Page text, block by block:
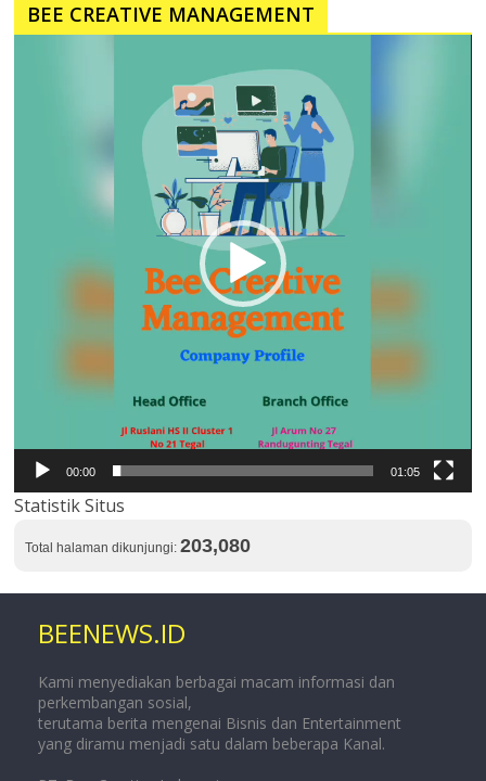
BEE CREATIVE MANAGEMENT
00:00 01:05
Statistik Situs
Total halaman dikunjungi:203,080
BEENEWS.ID
Kami menyediakan berbagai macam informasi dan
perkembangan sosial,
terutama berita mengenai Bisnis dan Entertainment
yang diramu menjadi satu dalam beberapa Kanal.